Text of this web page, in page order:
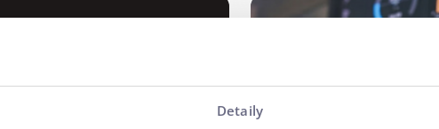
Detaily
Digitálna
firmy 2/3: